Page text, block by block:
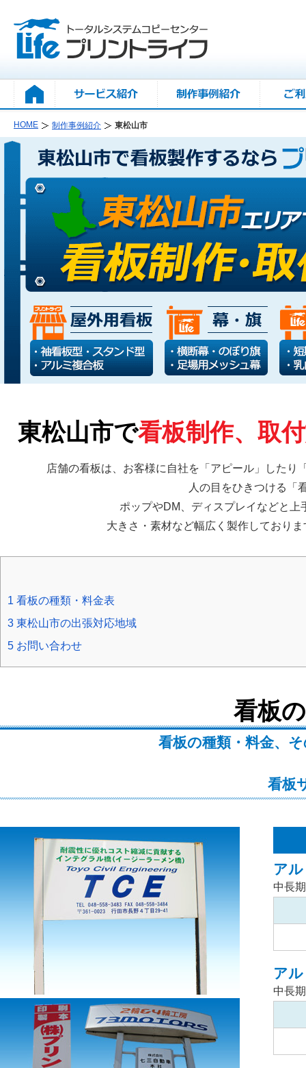
HOME 制作事例紹介 東松山市
東松山市で看板制作、取
店舗の看板は、お客様に自社を「アピール」した
人の目をひきつける「
ポップやDM、ディスプレイなどと
大きさ・素材など幅広く製作しており
1 看板の種類・料金表
3 東松山市の出張対応地域
5 お問い合わせ
看板
看板の種類・料金、
看板
ア
中長
ア
中長